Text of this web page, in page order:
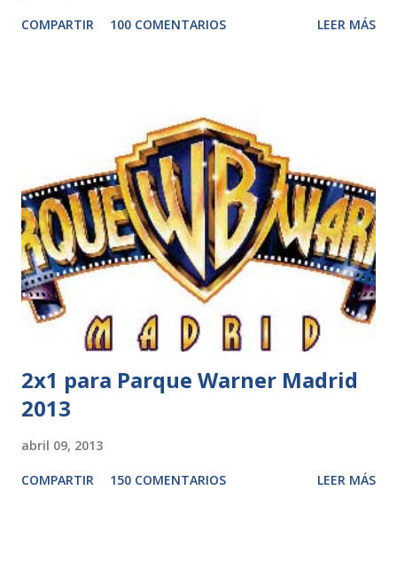
COMPARTIR 100 COMENTARIOS LEER MÁS
2x1 para Parque Warner Madrid
2013
abril 09, 2013
COMPARTIR 150 COMENTARIOS LEER MÁS